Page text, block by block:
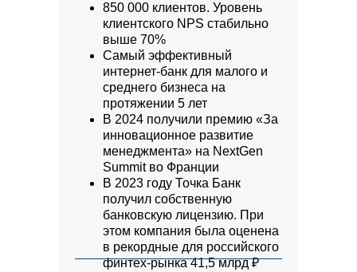
850 000 клиентов. Уровень
клиентского NPS стабильно
выше 70%
Самый эффективный
интернет-банк для малого и
среднего бизнеса на
протяжении 5 лет
В 2024 получили премию «За
инновационное развитие
менеджмента» на NextGen
Summit во Франции
В 2023 году Точка Банк
получил собственную
банковскую лицензию. При
этом компания была оценена
в рекордные для российского
финтех-рынка 41,5 млрд ₽